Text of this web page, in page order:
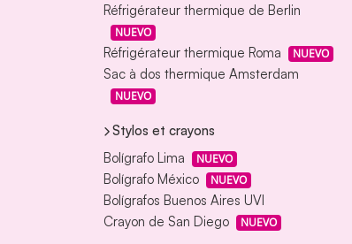
Réfrigérateur thermique de Berlin
NUEVO
Réfrigérateur thermique Roma NUEVO
Sac à dos thermique Amsterdam
NUEVO
Stylos et crayons
Bolígrafo Lima
NUEVO
Bolígrafo México NUEVO
Bolígrafos Buenos Aires UVI
Crayon de San Diego
NUEVO